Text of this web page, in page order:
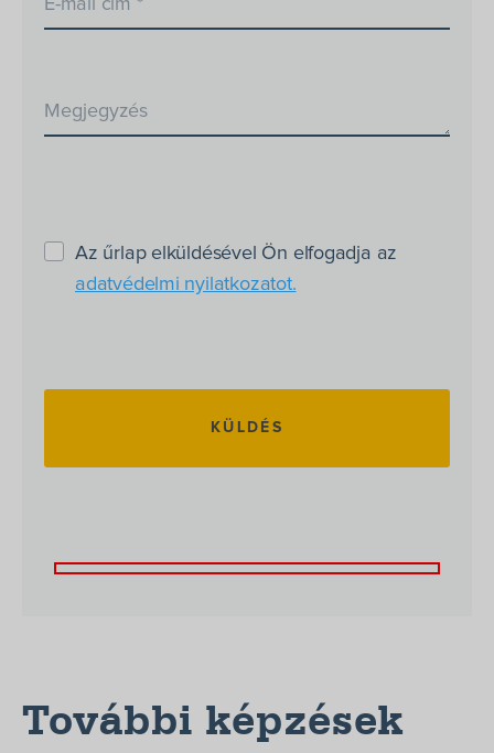
Szerviz
Megjegyzés
Az űrlap elküldésével Ön elfogadja az
adatvédelmi nyilatkozatot.
További képzések